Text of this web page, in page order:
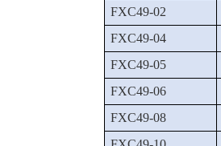
FXC49-02
FXC49-04
FXC49-05
FXC49-06
FXC49-08